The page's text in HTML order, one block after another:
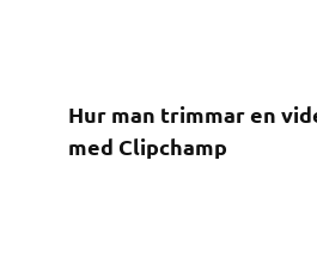
Hur man trimmar en
med Clipchamp